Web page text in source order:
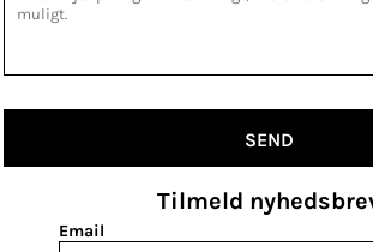
SEND
Tilmeld
Email